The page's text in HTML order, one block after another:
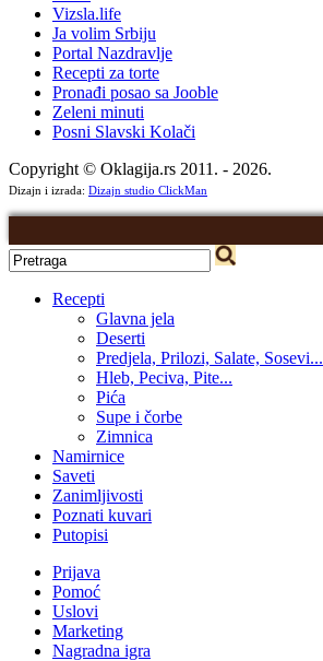
Vizsla.life
Ja volim Srbiju
Portal Nazdravlje
Recepti za torte
Pronađi posao sa Jooble
Zeleni minuti
Posni Slavski Kolači
Copyright © Oklagija.rs 2011. - 2026.
Dizajn i izrada: Dizajn studio ClickMan
Recepti
Glavna jela
Deserti
Predjela, Prilozi, Salate, Sosevi...
Hleb, Peciva, Pite...
Pića
Supe i čorbe
Zimnica
Namirnice
Saveti
Zanimljivosti
Poznati kuvari
Putopisi
Prijava
Pomoć
Uslovi
Marketing
Nagradna igra